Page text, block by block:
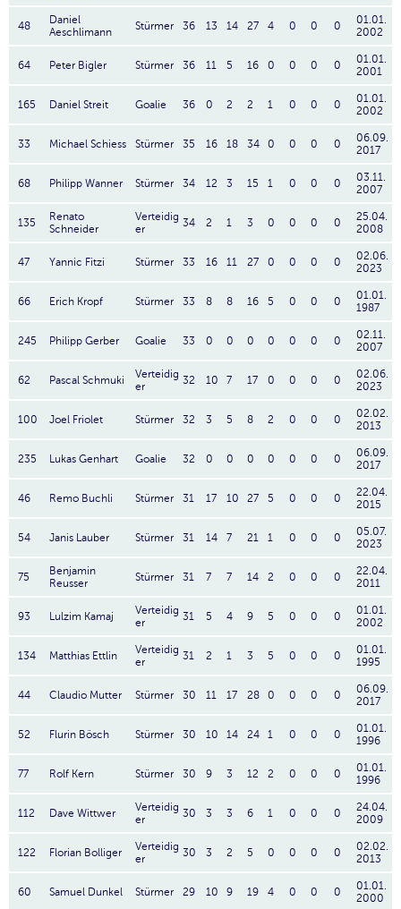
48
Daniel
Aeschlimann
Stürmer 36 13 14 27 4 0 0 0
01.01.
2002
64 Peter Bigler Stürmer 36 11 5 16 0 0 0 0
01.01.
2001
165 Daniel Streit Goalie 36 0 2 2 1 0 0 0
01.01.
2002
33 Michael Schiess Stürmer 35 16 18 34 0 0 0 0
06.09.
2017
68 Philipp Wanner Stürmer 34 12 3 15 1 0 0 0
03.11.
2007
135
Renato
Schneider
Verteidig
er
34 2 1 3 0 0 0 0
25.04.
2008
47 Yannic Fitzi Stürmer 33 16 11 27 0 0 0 0
02.06.
2023
66 Erich Kropf Stürmer 33 8 8 16 5 0 0 0
01.01.
1987
245 Philipp Gerber Goalie 33 0 0 0 0 0 0 0
02.11.
2007
62 Pascal Schmuki
Verteidig
er
32 10 7 17 0 0 0 0
02.06.
2023
100 Joel Friolet Stürmer 32 3 5 8 2 0 0 0
02.02.
2013
235 Lukas Genhart Goalie 32 0 0 0 0 0 0 0
06.09.
2017
46 Remo Buchli Stürmer 31 17 10 27 5 0 0 0
22.04.
2015
54 Janis Lauber Stürmer 31 14 7 21 1 0 0 0
05.07.
2023
75
Benjamin
Reusser
Stürmer 31 7 7 14 2 0 0 0
22.04.
2011
93 Lulzim Kamaj
Verteidig
er
31 5 4 9 5 0 0 0
01.01.
2002
134 Matthias Ettlin
Verteidig
er
31 2 1 3 5 0 0 0
01.01.
1995
44 Claudio Mutter Stürmer 30 11 17 28 0 0 0 0
06.09.
2017
52 Flurin Bösch Stürmer 30 10 14 24 1 0 0 0
01.01.
1996
77 Rolf Kern Stürmer 30 9 3 12 2 0 0 0
01.01.
1996
112 Dave Wittwer
Verteidig
er
30 3 3 6 1 0 0 0
24.04.
2009
122 Florian Bolliger
Verteidig
er
30 3 2 5 0 0 0 0
02.02.
2013
60 Samuel Dunkel Stürmer 29 10 9 19 4 0 0 0
01.01.
2000